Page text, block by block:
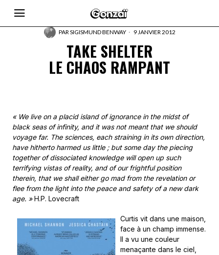
PARSIGISMUND BENWAY 9 JANVIER 2012
TAKE SHELTER
LE CHAOS RAMPANT
« We live on a placid island of ignorance in the midst of
black seas of infinity, and it was not meant that we should
voyage far. The sciences, each straining in its own direction,
have hitherto harmed us little ; but some day the piecing
together of dissociated knowledge will open up such
terrifying vistas of reality, and of our frightful position
therein, that we shall either go mad from the revelation or
flee from the light into the peace and safety of a new dark
age. »H.P. Lovecraft
Curtis vit dans une maison,
face à un champ immense.
Il a vu une couleur
menaçante dans le ciel,